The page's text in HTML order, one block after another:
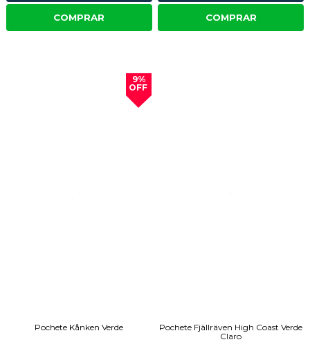
COMPRAR COMPRAR
9%
OFF
Pochete Kånken Verde
Pochete Fjällräven High Coast Verde
Claro